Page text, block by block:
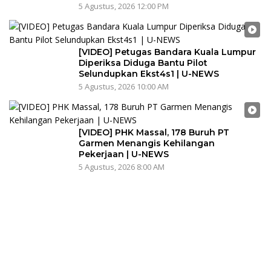
5 Agustus, 2026 12:00 PM
[VIDEO] Petugas Bandara Kuala Lumpur
Diperiksa Diduga Bantu Pilot
Selundupkan Ekst4s1 | U-NEWS
5 Agustus, 2026 10:00 AM
[VIDEO] PHK Massal, 178 Buruh PT
Garmen Menangis Kehilangan
Pekerjaan | U-NEWS
5 Agustus, 2026 8:00 AM